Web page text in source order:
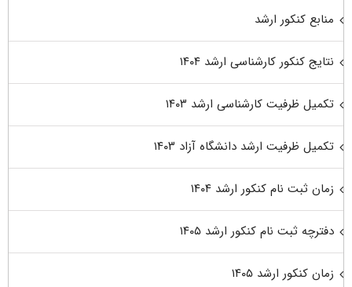
منابع کنکور ارشد
نتایج کنکور کارشناسی ارشد ۱۴۰۴
تکمیل ظرفیت کارشناسی ارشد ۱۴۰۳
تکمیل ظرفیت ارشد دانشگاه آزاد ۱۴۰۳
زمان ثبت نام کنکور ارشد ۱۴۰۴
دفترچه ثبت نام کنکور ارشد ۱۴۰۵
زمان کنکور ارشد ۱۴۰۵